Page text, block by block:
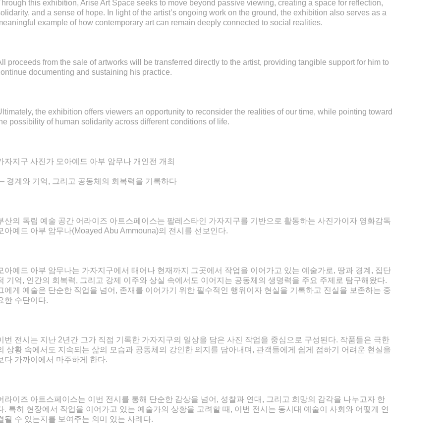
this exhibition, Arise Art Space seeks to move beyond passive viewing, creating a space for reflection,
and a sense of hope. In light of the artist’s ongoing work on the ground, the exhibition also serves as a
example of how contemporary art can remain deeply connected to social realities.
proceeds from the sale of artworks will be transferred directly to the artist, providing tangible support for him to
documenting and sustaining his practice.
the exhibition offers viewers an opportunity to reconsider the realities of our time, while pointing toward
possibility of human solidarity across different conditions of life.
자지구 사진가 모아예드 아부 암무나 개인전 개최
경계와 기억, 그리고 공동체의 회복력을 기록하다
산의 독립 예술 공간 어라이즈 아트스페이스는 팔레스타인 가자지구를 기반으로 활동하는 사진가이자 영화감독
아예드 아부 암무나(Moayed Abu Ammouna)의 전시를 선보인다.
아예드 아부 암무나는 가자지구에서 태어나 현재까지 그곳에서 작업을 이어가고 있는 예술가로, 땅과 경계, 집단
기억, 인간의 회복력, 그리고 강제 이주와 상실 속에서도 이어지는 공동체의 생명력을 주요 주제로 탐구해왔다.
에게 예술은 단순한 직업을 넘어, 존재를 이어가기 위한 필수적인 행위이자 현실을 기록하고 진실을 보존하는 중
한 수단이다.
번 전시는 지난 2년간 그가 직접 기록한 가자지구의 일상을 담은 사진 작업을 중심으로 구성된다. 작품들은 극한
상황 속에서도 지속되는 삶의 모습과 공동체의 강인한 의지를 담아내며, 관객들에게 쉽게 접하기 어려운 현실을
다 가까이에서 마주하게 한다.
라이즈 아트스페이스는 이번 전시를 통해 단순한 감상을 넘어, 성찰과 연대, 그리고 희망의 감각을 나누고자 한
. 특히 현장에서 작업을 이어가고 있는 예술가의 상황을 고려할 때, 이번 전시는 동시대 예술이 사회와 어떻게 연
될 수 있는지를 보여주는 의미 있는 사례다.